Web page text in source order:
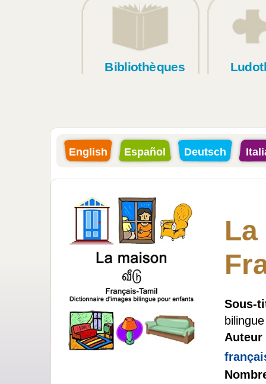
Bibliothèques
English Español Deutsch
La
Sous-